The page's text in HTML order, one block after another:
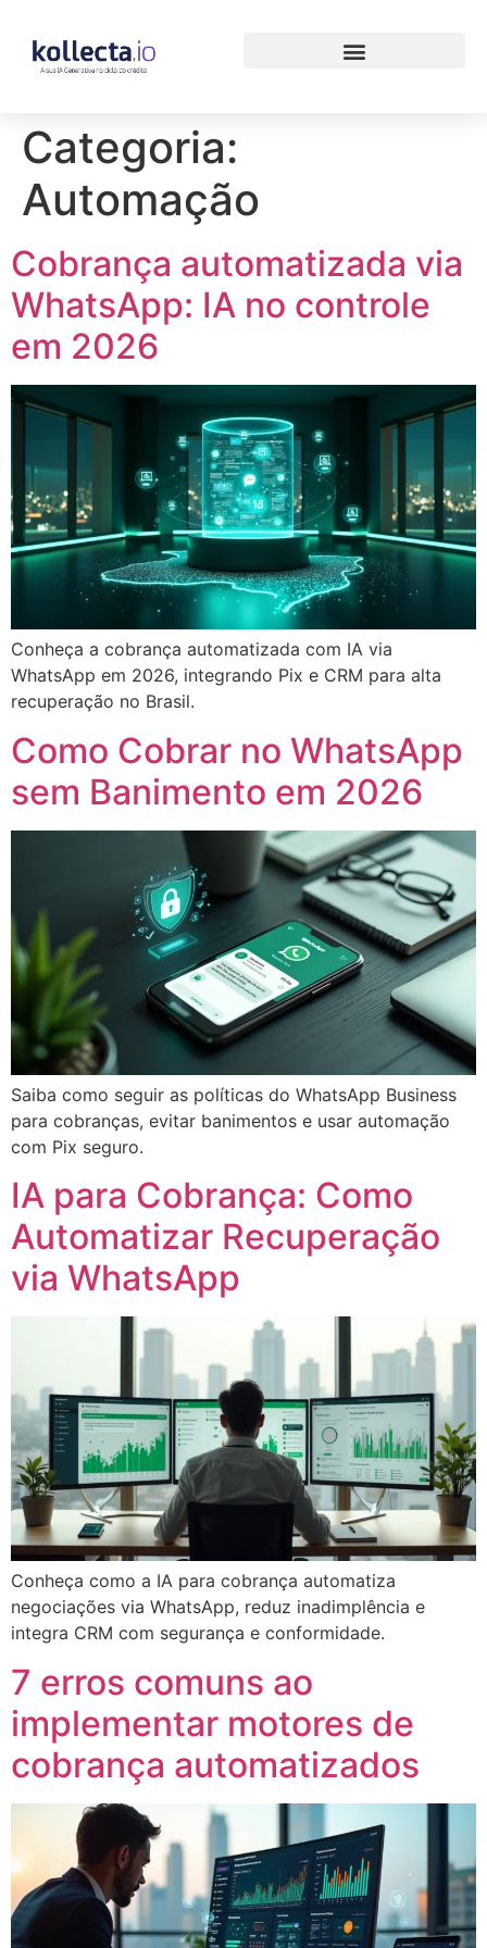
Categoria:
Automação
Cobrança automatizada via
WhatsApp: IA no controle
em 2026
Conheça a cobrança automatizada com IA via
WhatsApp em 2026, integrando Pix e CRM para alta
recuperação no Brasil.
Como Cobrar no WhatsApp
sem Banimento em 2026
Saiba como seguir as políticas do WhatsApp Business
para cobranças, evitar banimentos e usar automação
com Pix seguro.
IA para Cobrança: Como
Automatizar Recuperação
via WhatsApp
Conheça como a IA para cobrança automatiza
negociações via WhatsApp, reduz inadimplência e
integra CRM com segurança e conformidade.
7 erros comuns ao
implementar motores de
cobrança automatizados